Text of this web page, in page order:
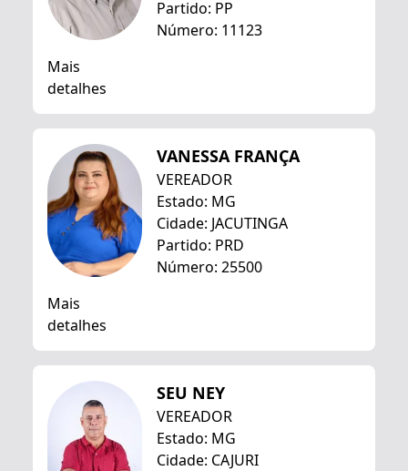
Partido: PP
Número: 11123
Mais
detalhes
VANESSA FRANÇA
VEREADOR
Estado: MG
Cidade: JACUTINGA
Partido: PRD
Número: 25500
Mais
detalhes
SEU NEY
VEREADOR
Estado: MG
Cidade: CAJURI